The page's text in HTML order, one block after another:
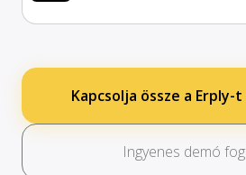
Kapcsolja össze a Erply-
Ingyenes demó